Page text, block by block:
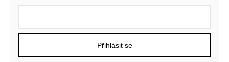
Přihlásit se